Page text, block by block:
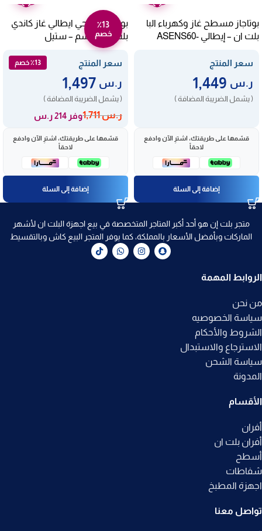
بوتاجاز مسطح غاز وكهرباء البا
بلت ان – إيطالي ASENS60-
سعر المنتج
ر.س
( يشمل الضريبة المضافة )
قسّمها على طريقتك، اشترِ الآن وادفع
لاحقاً
إضافة إلى السلة
٪13
خصم
بوتجاز سطحي ايطالي غاز كاندي
بلت ان 90 سم – ستيل
CHG938WPX SASO
سعر المنتج
٪13 خصم
ر.س
( يشمل الضريبة المضافة )
ر.س1,711 وفر 214 ر.س
قسّمها على طريقتك، اشترِ الآن وادفع
لاحقاً
إضافة إلى السلة
متجر بلت إن هو أحد أكبر المتاجر المتخصصة في بيع اجهزة البلت ان لأشهر
الماركات وبأفضل الأسعار بالمملكة، كما يوفر المتجر البيع كاش وبالتقسيط
الروابط المهمة
من نحن
سياسة الخصوصيه
الشروط والأحكام
الاسترجاع والاستبدال
سياسة الشحن
المدونة
الأقسام
أفران
أفران بلت ان
أسطح
شفاطات
اجهزة المطبخ
تواصل معنا